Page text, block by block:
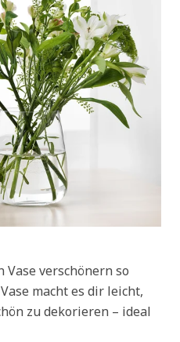
verschönern so
macht es dir leicht,
zu dekorieren – ideal